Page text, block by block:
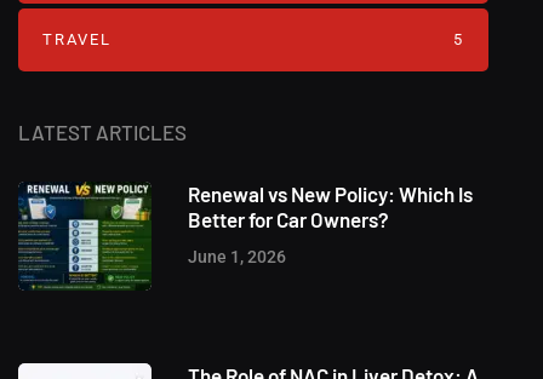
LATEST ARTICLES
Renewal vs New Policy: Which Is
Better for Car Owners?
June 1, 2026
TRAVEL 5